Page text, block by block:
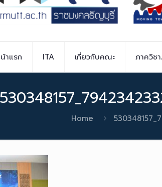
าแรก ITA เกี่ยวกับคณะ ภาควิช
Home